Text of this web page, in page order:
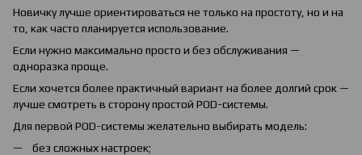
Новичку лучше ориентироваться не только на простоту, но и на
то, как часто планируется использование.
Если нужно максимально просто и без обслуживания —
одноразка проще.
Если хочется более практичный вариант на более долгий срок —
лучше смотреть в сторону простой POD-системы.
Для первой POD-системы желательно выбирать модель:
без сложных настроек;